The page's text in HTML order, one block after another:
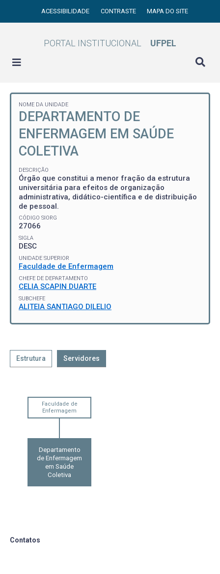
ACESSIBILIDADE CONTRASTE MAPA DO SITE
PORTAL INSTITUCIONAL UFPEL
NOME DA UNIDADE
DEPARTAMENTO DE
ENFERMAGEM EM SAÚDE
COLETIVA
DESCRIÇÃO
Órgão que constitui a menor fração da estrutura
universitária para efeitos de organização
administrativa, didático-científica e de distribuição
de pessoal.
CÓDIGO SIORG
27066
SIGLA
DESC
UNIDADE SUPERIOR
Faculdade de Enfermagem
CHEFE DE DEPARTAMENTO
CELIA SCAPIN DUARTE
SUBCHEFE
ALITEIA SANTIAGO DILELIO
Estrutura Servidores
Faculdade de
Enfermagem
Departamento
de Enfermagem
em Saúde
Coletiva
Contatos